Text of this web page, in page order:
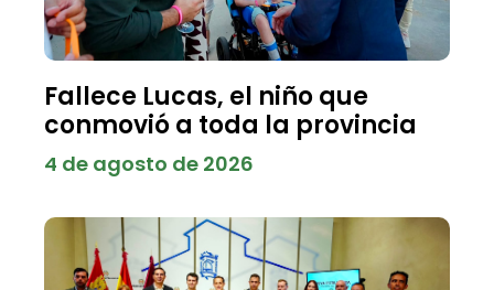
Fallece Lucas, el niño que
conmovió a toda la provincia
4 de agosto de 2026